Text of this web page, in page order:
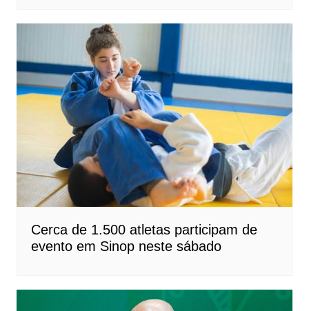
Cerca de 1.500 atletas participam de
evento em Sinop neste sábado